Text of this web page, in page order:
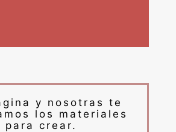
y nosotras te
los materiales
para crear.